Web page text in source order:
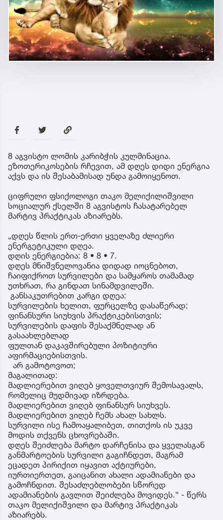
8 აგვისტო ლომის კარიბჭის კულმინაცია.
ეზოთერიკოსების რჩევით, ამ დღეს დიდი ენერგია
აქვს და ის შესაბამისად უნდა გამოიყენოთ.
ციფრული ფსიქოლოგი თაკო მელიქილიშვილი
სოციალურ ქსელში 8 აგვისტოს ჩასატარებელ
მარტივ პრაქტიკას აზიარებს.
„დღეს წლის ერთ-ერთი ყველაზე ძლიერი
ენერგეტიკული დღეა.
დღის ენერგიებია: 8 • 8 • 7.
დღეს მნიშვნელოვანია დიდად იოცნებოთ,
ჩაიფიქროთ სურვილები და სამყაროს თამამად
უთხრათ, რა გინდათ სინამდვილეში.
განსაკუთრებით კარგი დღეა:
სურვილების ხელით, ფურცელზე დასაწერად;
ფინანსური სიუხვის პრაქტიკებისთვის;
სურვილების დაფის შესაქმნელად ან
გასაახლებლად
ფულთან დაკავშირებული პოზიტიური
აფირმაციებისთვის.
არ გამოტოვოთ;
მაგალითად:
მადლიერებით ვიღებ ყოველთვიურ შემოსავალს,
რომელიც მუდმივად იზრდება.
მადლიერებით ვიღებ ფინანსურ სიუხვეს.
მადლიერებით ვიღებ ჩემს ახალ სახლს.
სურვილი ისე ჩამოაყალიბეთ, თითქოს ის უკვე
მოდის თქვენს ცხოვრებაში.
დღეს შეიძლება მარტო დარჩენისა და ყველასგან
განმარტოების სურვილი გაგიჩნდეთ, მაგრამ
ეცადეთ პირიქით იყავით აქტიურები,
იურთიერთეთ, გაიცანით ახალი ადამიანები და
გამოჩნდით. შესაძლებლობები სწორედ
ადამიანების გავლით შეიძლება მოვიდეს.“ - წერს
თაკო მელიქიშვილი და მარტივ პრაქტიკას
აზიარებს.